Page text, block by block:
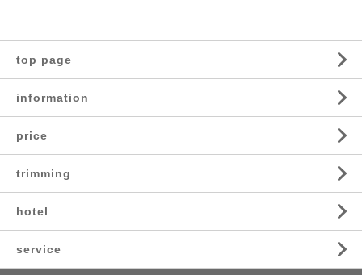
top page
information
price
trimming
hotel
service